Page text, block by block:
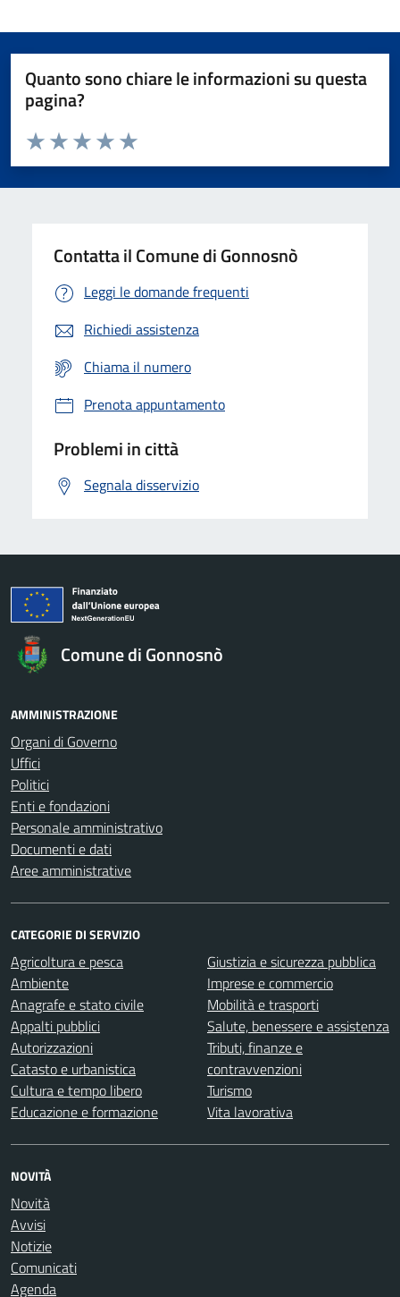
Quanto sono chiare le informazioni su questa
pagina?
Valuta da 1 a 5 stelle la pagina
Valuta 5 stelle su 5
Valuta 4 stelle su 5
Valuta 3 stelle su 5
Valuta 2 stelle su 5
Valuta 1 stelle su 5
Contatta il Comune di Gonnosnò
Leggi le domande frequenti
Richiedi assistenza
Chiama il numero
Prenota appuntamento
Problemi in città
Segnala disservizio
Comune di Gonnosnò
AMMINISTRAZIONE
Organi di Governo
Uffici
Politici
Enti e fondazioni
Personale amministrativo
Documenti e dati
Aree amministrative
CATEGORIE DI SERVIZIO
Agricoltura e pesca
Ambiente
Anagrafe e stato civile
Appalti pubblici
Autorizzazioni
Catasto e urbanistica
Cultura e tempo libero
Educazione e formazione
Giustizia e sicurezza pubblica
Imprese e commercio
Mobilità e trasporti
Salute, benessere e assistenza
Tributi, finanze e
contravvenzioni
Turismo
Vita lavorativa
NOVITÀ
Novità
Avvisi
Notizie
Comunicati
Agenda